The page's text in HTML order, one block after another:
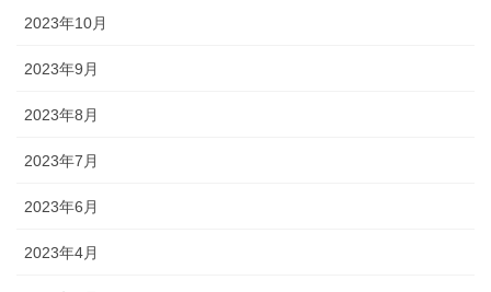
2023年10月
2023年9月
2023年8月
2023年7月
2023年6月
2023年4月